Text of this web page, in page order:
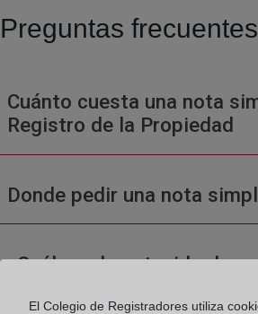
Preguntas frecuentes
Cuánto cuesta una nota
Registro de la Propiedad
Donde pedir una nota
¿Cuál es el contenido de
El Colegio de Registradores utiliza